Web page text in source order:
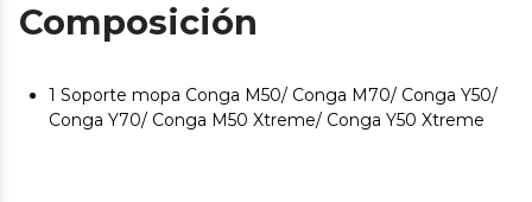
Composición
1 Soporte mopa Conga M50/ Conga M70/ Conga Y50/
Conga Y70/ Conga M50 Xtreme/ Conga Y50 Xtreme